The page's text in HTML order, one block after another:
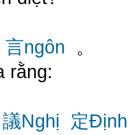
言ngôn 。
rằng:
議Nghị
定Định